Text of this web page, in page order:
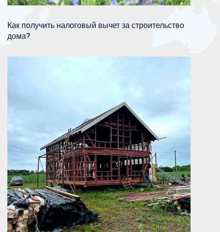
Как получить налоговый вычет за строительство
дома?